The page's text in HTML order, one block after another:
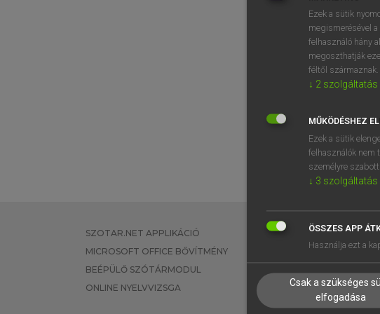
SZOTAR.NET APPLIKÁCIÓ
MICROSOFT OFFICE BŐVÍTMÉNY
BEÉPÜLŐ SZÓTÁRMODUL
ONLINE NYELVVIZSGA
EGYÉNI FELHASZNÁLÓKNAK
TANULÓKNAK
VÁLLALATI MEGOLDÁSOK
Ezek a sütik
megismerésével
felhasználó hány
megoszthatják
féltől származnak.
↓ 2 szolgáltatás
MŰKÖDÉSHEZ
Ezek a sütik
felhasználók nem
személyre
↓ 3 szolgáltatás
ÖSSZES APP
Használja ezt a
Csak a szükséges
elfogadása